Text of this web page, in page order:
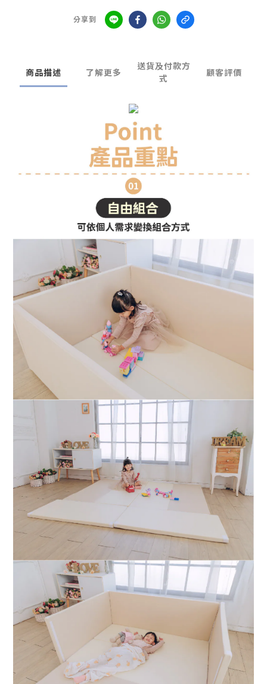
分享到
商品描述 了解更多
送貨及付款方
式
顧客評價